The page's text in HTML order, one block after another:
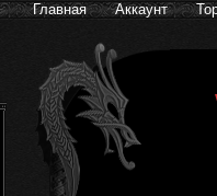
Главная Аккаунт